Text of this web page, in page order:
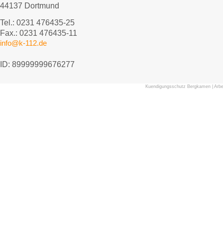
44137 Dortmund
Tel.: 0231 476435-25
Fax.: 0231 476435-11
info@k-112.de
ID: 89999999676277
Kuendigungsschutz Bergkamen|